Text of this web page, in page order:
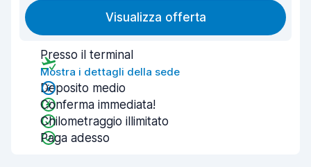
Visualizza offerta
Presso il terminal
Mostra i dettagli della sede
Deposito medio
Conferma immediata!
Chilometraggio illimitato
Paga adesso